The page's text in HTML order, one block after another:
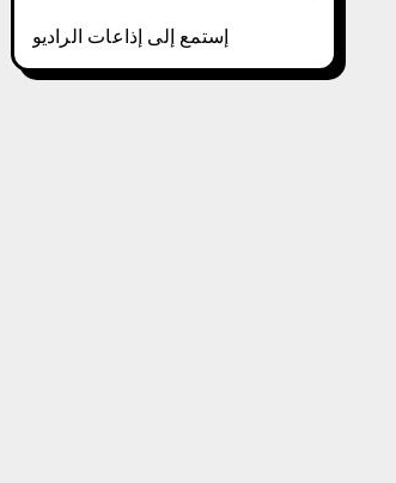
إستمع إلى إذاعات الراديو